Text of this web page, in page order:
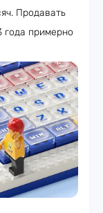
Продавать
года примерно